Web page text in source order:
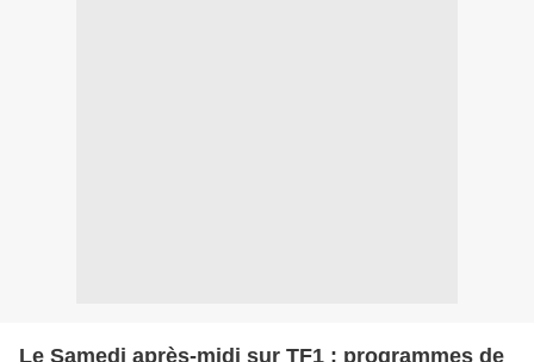
Le Samedi après-midi sur TF1 : programmes de